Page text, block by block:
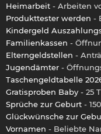
Heimarbeit - Arbeiten
Produkttester werden -
Kindergeld
Familienkassen -
Elterngeldstellen -
Jugendämter -
Taschengeldtabelle
Gratisproben Baby - 25
Sprüche zur Geburt -
Glückwünsche zur
Vornamen - Beliebte